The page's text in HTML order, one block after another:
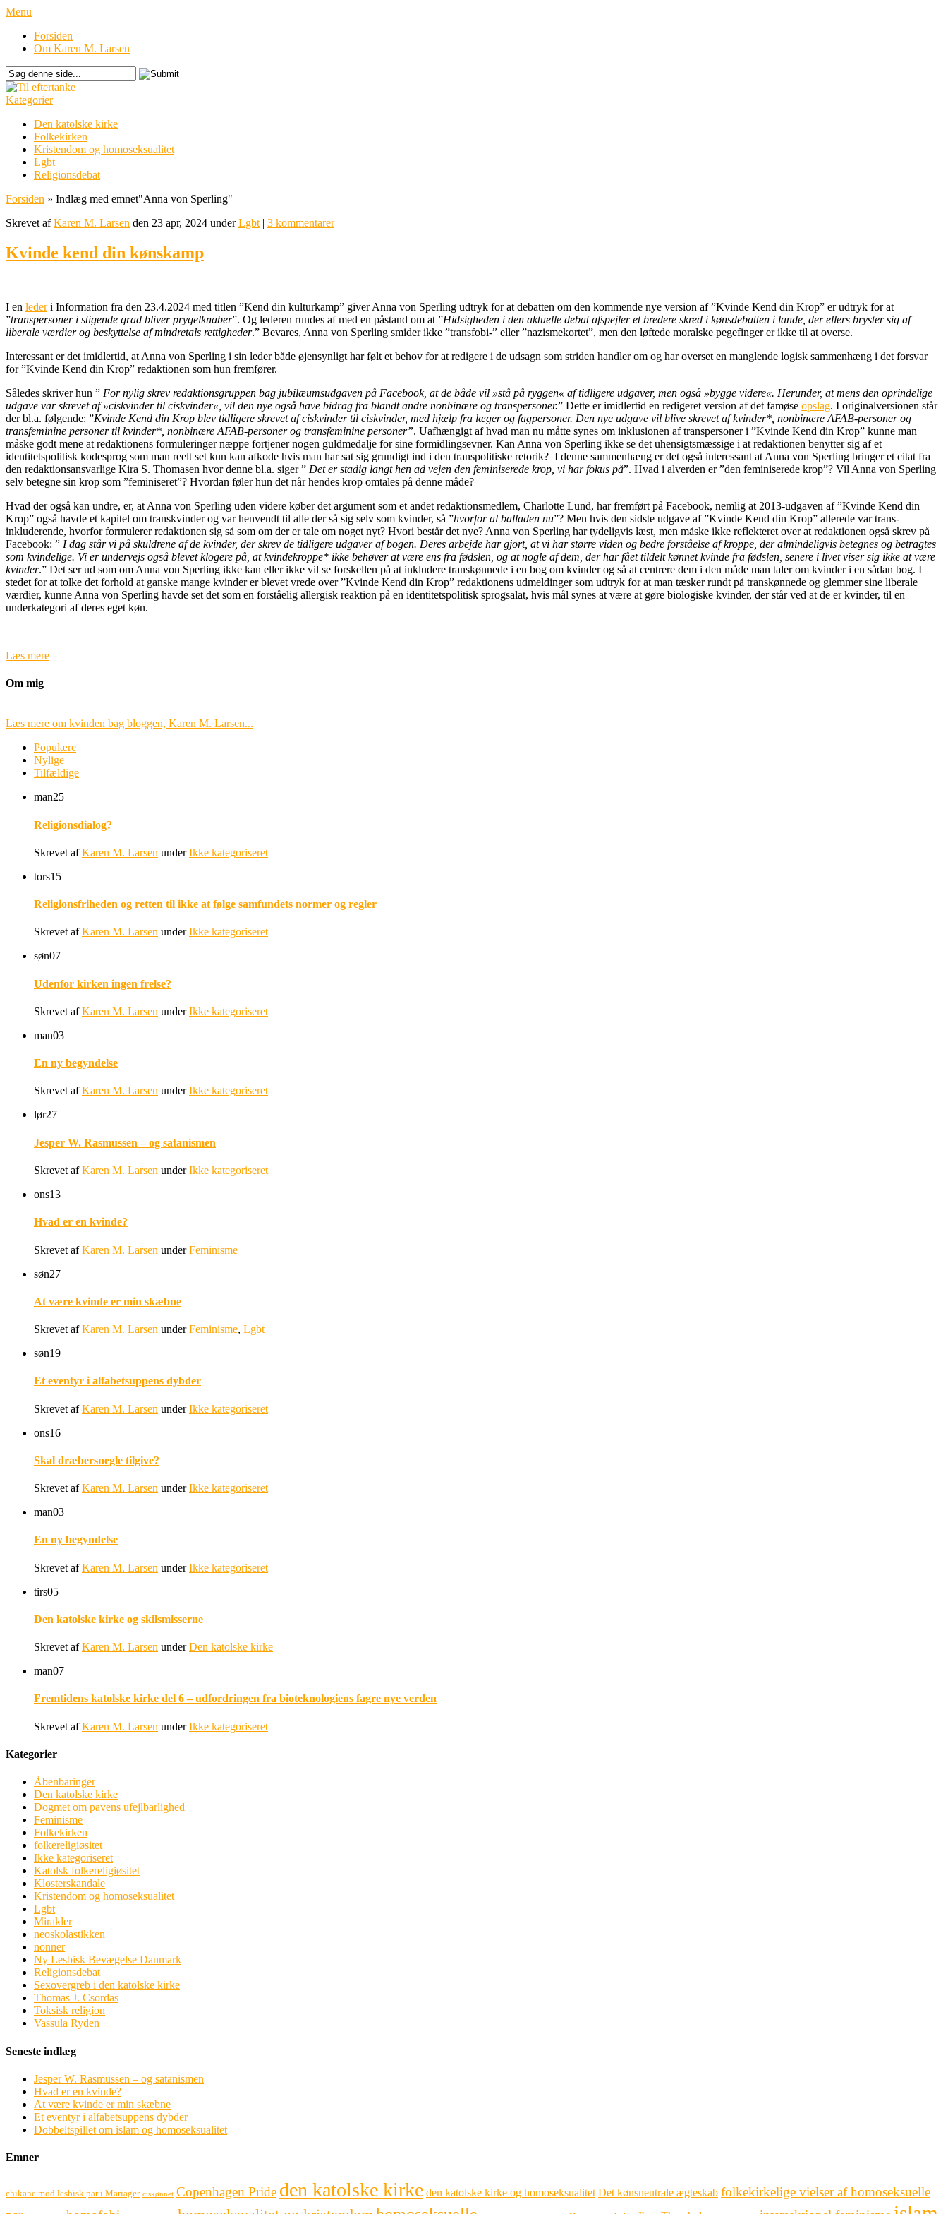
Menu
Forsiden
Om Karen M. Larsen
Kategorier
Den katolske kirke
Folkekirken
Kristendom og homoseksualitet
Lgbt
Religionsdebat
Forsiden » Indlæg med emnet"Anna von Sperling"
Skrevet afKaren M. Larsen den 23 apr, 2024 underLgbt | 3 kommentarer
Kvinde kend din kønskamp
I en lederi Information fra den 23.4.2024 med titlen ”Kend din kulturkamp” giver Anna von Sperling udtryk for at debatten om den kommende nye version af ”Kvinde Kend din Krop” er udtryk for at
”transpersoner i stigende grad bliver prygelknaber”. Og lederen rundes af med en påstand om at ”Hidsigheden i den aktuelle debat afspejler et bredere skred i kønsdebatten i lande, der ellers bryster sig af
liberale værdier og beskyttelse af mindretals rettigheder.” Bevares, Anna von Sperling smider ikke ”transfobi-” eller ”nazismekortet”, men den løftede moralske pegefinger er ikke til at overse.
Interessant er det imidlertid, at Anna von Sperling i sin leder både øjensynligt har følt et behov for at redigere i de udsagn som striden handler om og har overset en manglende logisk sammenhæng i det forsvar
for ”Kvinde Kend din Krop” redaktionen som hun fremfører.
Således skriver hun ” For nylig skrev redaktionsgruppen bag jubilæumsudgaven på Facebook, at de både vil »stå på ryggen« af tidligere udgaver, men også »bygge videre«. Herunder, at mens den oprindelige
udgave var skrevet af »ciskvinder til ciskvinder«, vil den nye også have bidrag fra blandt andre nonbinære og transpersoner.” Dette er imidlertid en redigeret version af det famøse opslag. I originalversionen står
der bl.a. følgende: ”Kvinde Kend din Krop blev tidligere skrevet af ciskvinder til ciskvinder, med hjælp fra læger og fagpersoner. Den nye udgave vil blive skrevet af kvinder*, nonbinære AFAB-personer og
transfeminine personer til kvinder*, nonbinære AFAB-personer og transfeminine personer”. Uafhængigt af hvad man nu måtte synes om inklusionen af transpersoner i ”Kvinde Kend din Krop” kunne man
måske godt mene at redaktionens formuleringer næppe fortjener nogen guldmedalje for sine formidlingsevner. Kan Anna von Sperling ikke se det uhensigtsmæssige i at redaktionen benytter sig af et
identitetspolitisk kodesprog som man reelt set kun kan afkode hvis man har sat sig grundigt ind i den transpolitiske retorik? I denne sammenhæng er det også interessant at Anna von Sperling bringer et citat fra
den redaktionsansvarlige Kira S. Thomasen hvor denne bl.a. siger ” Det er stadig langt hen ad vejen den feminiserede krop, vi har fokus på”. Hvad i alverden er ”den feminiserede krop”? Vil Anna von Sperling
selv betegne sin krop som ”feminiseret”? Hvordan føler hun det når hendes krop omtales på denne måde?
Hvad der også kan undre, er, at Anna von Sperling uden videre køber det argument som et andet redaktionsmedlem, Charlotte Lund, har fremført på Facebook, nemlig at 2013-udgaven af ”Kvinde Kend din
Krop” også havde et kapitel om transkvinder og var henvendt til alle der så sig selv som kvinder, så ”hvorfor al balladen nu”? Men hvis den sidste udgave af ”Kvinde Kend din Krop” allerede var trans-
inkluderende, hvorfor formulerer redaktionen sig så som om der er tale om noget nyt? Hvori består det nye? Anna von Sperling har tydeligvis læst, men måske ikke reflekteret over at redaktionen også skrev på
Facebook: ” I dag står vi på skuldrene af de kvinder, der skrev de tidligere udgaver af bogen. Deres arbejde har gjort, at vi har større viden og bedre forståelse af kroppe, der almindeligvis betegnes og betragtes
som kvindelige. Vi er undervejs også blevet klogere på, at kvindekroppe* ikke behøver at være ens fra fødslen, og at nogle af dem, der har fået tildelt kønnet kvinde fra fødslen, senere i livet viser sig ikke at være
kvinder.” Det ser ud som om Anna von Sperling ikke kan eller ikke vil se forskellen på at inkludere transkønnede i en bog om kvinder og så at centrere dem i den måde man taler om kvinder i en sådan bog. I
stedet for at tolke det forhold at ganske mange kvinder er blevet vrede over ”Kvinde Kend din Krop” redaktionens udmeldinger som udtryk for at man tæsker rundt på transkønnede og glemmer sine liberale
værdier, kunne Anna von Sperling havde set det som en forståelig allergisk reaktion på en identitetspolitisk sprogsalat, hvis mål synes at være at gøre biologiske kvinder, der står ved at de er kvinder, til en
underkategori af deres eget køn.
Læs mere
Om mig
Læs mere om kvinden bag bloggen, Karen M. Larsen...
Populære
Nylige
Tilfældige
man25
Religionsdialog?
Skrevet afKaren M. Larsen underIkke kategoriseret
tors15
Religionsfriheden og retten til ikke at følge samfundets normer og regler
Skrevet afKaren M. Larsen underIkke kategoriseret
søn07
Udenfor kirken ingen frelse?
Skrevet afKaren M. Larsen underIkke kategoriseret
man03
En ny begyndelse
Skrevet afKaren M. Larsen underIkke kategoriseret
lør27
Jesper W. Rasmussen – og satanismen
Skrevet afKaren M. Larsen underIkke kategoriseret
ons13
Hvad er en kvinde?
Skrevet afKaren M. Larsen underFeminisme
søn27
At være kvinde er min skæbne
Skrevet afKaren M. Larsen underFeminisme, Lgbt
søn19
Et eventyr i alfabetsuppens dybder
Skrevet afKaren M. Larsen underIkke kategoriseret
ons16
Skal dræbersnegle tilgive?
Skrevet afKaren M. Larsen underIkke kategoriseret
man03
En ny begyndelse
Skrevet afKaren M. Larsen underIkke kategoriseret
tirs05
Den katolske kirke og skilsmisserne
Skrevet afKaren M. Larsen underDen katolske kirke
man07
Fremtidens katolske kirke del 6 – udfordringen fra bioteknologiens fagre nye verden
Skrevet afKaren M. Larsen underIkke kategoriseret
Kategorier
Åbenbaringer
Den katolske kirke
Dogmet om pavens ufejlbarlighed
Feminisme
Folkekirken
folkereligiøsitet
Ikke kategoriseret
Katolsk folkereligiøsitet
Klosterskandale
Kristendom og homoseksualitet
Lgbt
Mirakler
neoskolastikken
nonner
Ny Lesbisk Bevægelse Danmark
Religionsdebat
Sexovergreb i den katolske kirke
Thomas J. Csordas
Toksisk religion
Vassula Ryden
Seneste indlæg
Jesper W. Rasmussen – og satanismen
Hvad er en kvinde?
At være kvinde er min skæbne
Et eventyr i alfabetsuppens dybder
Dobbeltspillet om islam og homoseksualitet
Emner
chikane mod lesbisk par i Mariager ciskønnet Copenhagen Pride den katolske kirke den katolske kirke og homoseksualitet Det kønsneutrale ægteskab folkekirkelige vielser af homoseksuelle